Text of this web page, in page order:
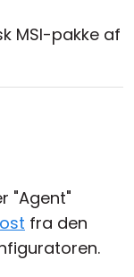
MSI-pakke af
"Agent"
fra den